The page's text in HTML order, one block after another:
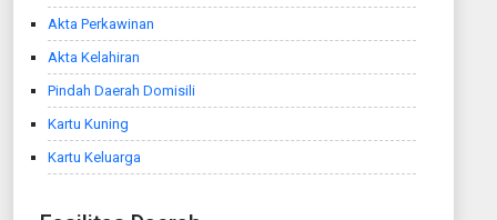
Akta Perkawinan
Akta Kelahiran
Pindah Daerah Domisili
Kartu Kuning
Kartu Keluarga